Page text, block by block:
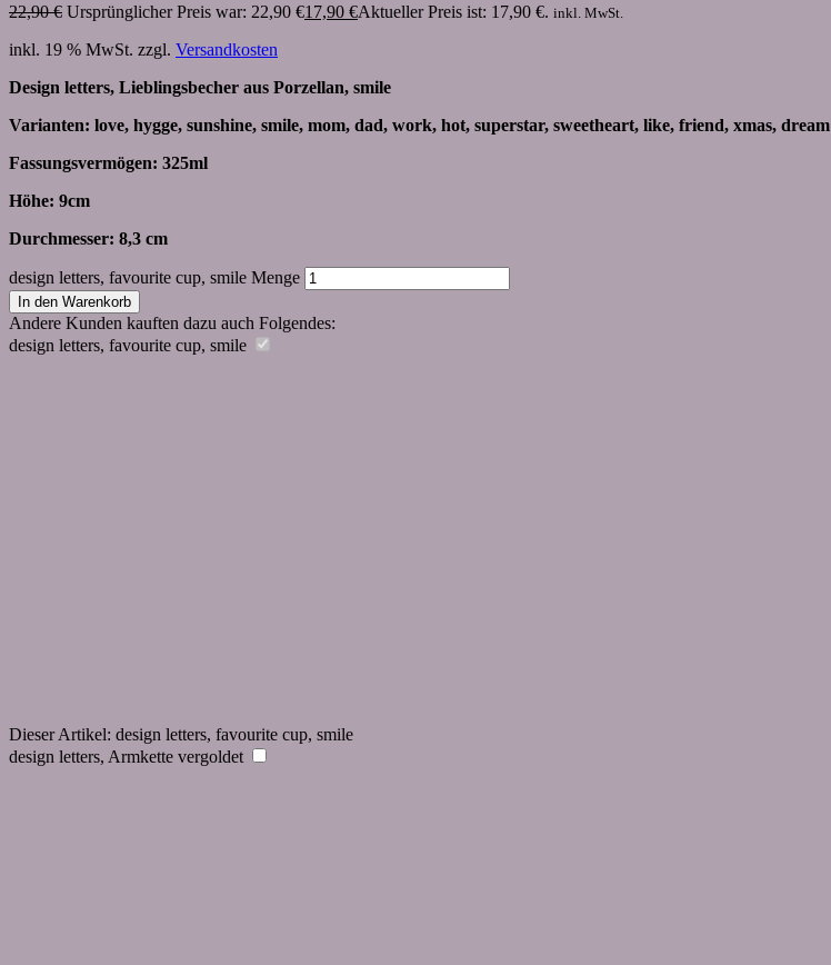
22,90€ Ursprünglicher Preis war: 22,90 €17,90 €Aktueller Preis ist: 17,90 €. inkl. MwSt.
inkl. 19 % MwSt. zzgl. Versandkosten
Design letters, Lieblingsbecher aus Porzellan, smile
Varianten: love, hygge, sunshine, smile, mom, dad, work, hot, superstar, sweetheart, like, friend, xmas, dream
Fassungsvermögen: 325ml
Höhe: 9cm
Durchmesser: 8,3 cm
design letters, favourite cup, smile Menge
In den Warenkorb
Andere Kunden kauften dazu auch Folgendes:
design letters, favourite cup, smile
Dieser Artikel: design letters, favourite cup, smile
design letters, Armkette vergoldet